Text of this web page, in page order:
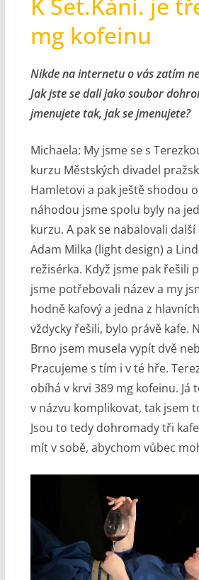
mg kofeinu
Nikde na internetu o vás zatím
Jak jste se dali jako soubor
jmenujete tak, jak se jmenujete?
Michaela: My jsme se s
kurzu Městských divadel
Hamletovi a pak ještě shodou
náhodou jsme spolu byly na
kurzu. A pak se nabalovali další
Adam Milka (light design) a
režisérka. Když jsme pak řešili
jsme potřebovali název a my
hodně kafový a jedna z
vždycky řešili, bylo právě kafe.
Brno jsem musela vypít dvě
Pracujeme s tím i v té hře.
obíhá v krvi 389 mg kofeinu. Já
v názvu komplikovat, tak jsem
Jsou to tedy dohromady tři
mít v sobě, abychom vůbec